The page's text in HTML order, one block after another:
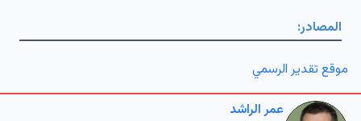
المصادر:
موقع تقدير الرسمي
عمر الراشد